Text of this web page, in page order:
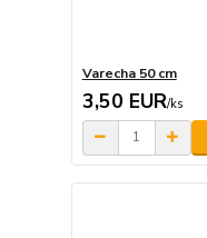
Varecha 50 cm
3,50 EUR/ks